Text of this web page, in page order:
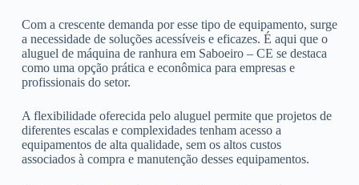
Com a crescente demanda por esse tipo de equipamento, surge
a necessidade de soluções acessíveis e eficazes. É aqui que o
aluguel de máquina de ranhura em Saboeiro – CE se destaca
como uma opção prática e econômica para empresas e
profissionais do setor.
A flexibilidade oferecida pelo aluguel permite que projetos de
diferentes escalas e complexidades tenham acesso a
equipamentos de alta qualidade, sem os altos custos
associados à compra e manutenção desses equipamentos.